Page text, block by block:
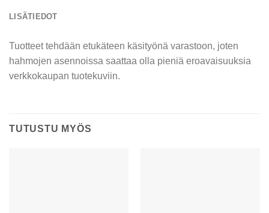
LISÄTIEDOT
Tuotteet tehdään etukäteen käsityönä varastoon, joten
hahmojen asennoissa saattaa olla pieniä eroavaisuuksia
verkkokaupan tuotekuviin.
TUTUSTU MYÖS